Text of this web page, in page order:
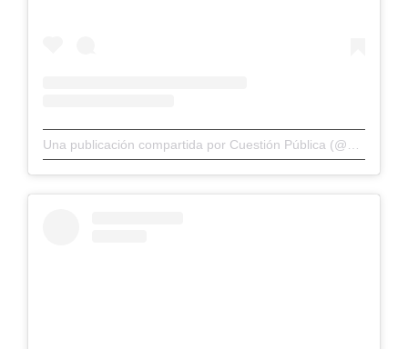
Una publicación compartida por Cuestión Pública (@cuestionp)